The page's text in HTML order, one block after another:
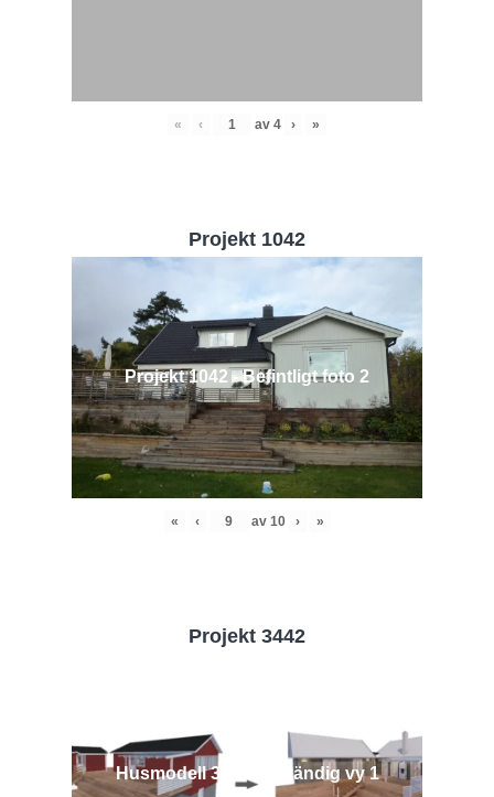
« ‹ av 4 › »
Projekt 1042
Projekt 1042 - Befintligt foto 2
« ‹ av 10 › »
Projekt 3442
Husmodell 3442 - Utvändig vy 1